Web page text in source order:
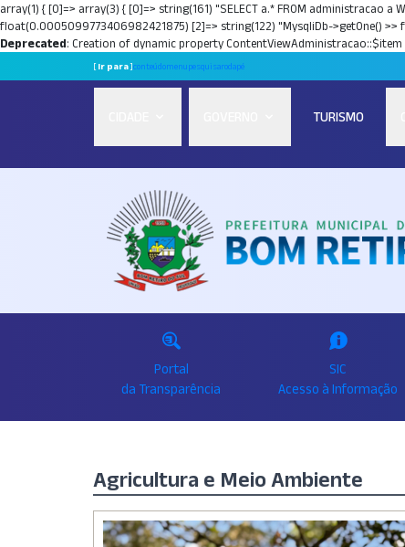
array(1) { [0]=> array(3) { [0]=> string(161) "SELECT a.* FROM administracao
float(0.0005099773406982421875) [2]=> string(122) "MysqliDb->getOne()
Deprecated: Creation of dynamic property ContentViewAdministracao::$item
[Ir para]conteúdomenupesquisarodapé
TURISMO
Portal
da Transparência
SIC
Acesso à Informação
Agricultura e Meio Ambiente